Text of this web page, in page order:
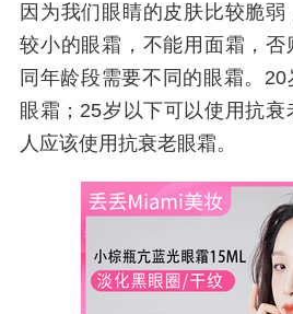
因为我们眼睛的皮肤比较脆
较小的眼霜，不能用面霜，
同年龄段需要不同的眼霜。
眼霜；25岁以下可以使用抗
人应该使用抗衰老眼霜。